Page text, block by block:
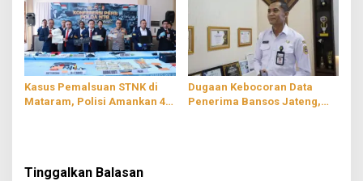
Kasus Pemalsuan STNK di
Mataram, Polisi Amankan 4
Dugaan Kebocoran Data
Penerima Bansos Jateng,
Tinggalkan Balasan